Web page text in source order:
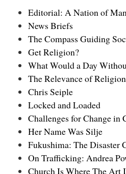
Editorial: A Nation of
News Briefs
The Compass Guiding
Get Religion?
What Would a Day
The Relevance of
Chris Seiple
Locked and Loaded
Challenges for Change in
Her Name Was Silje
Fukushima: The Disaster
On Trafficking: Andrea
Church Is Where The Art